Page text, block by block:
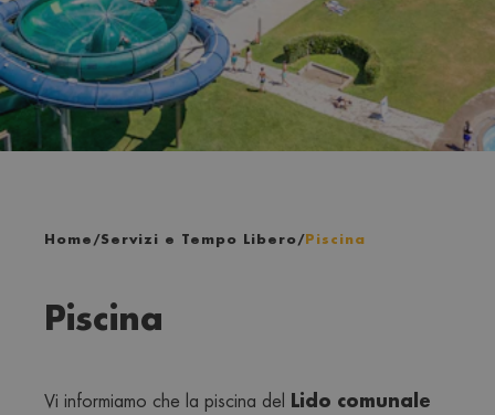
Home /Servizi e Tempo Libero/Piscina
Piscina
Vi informiamo che la piscina del Lido comunale